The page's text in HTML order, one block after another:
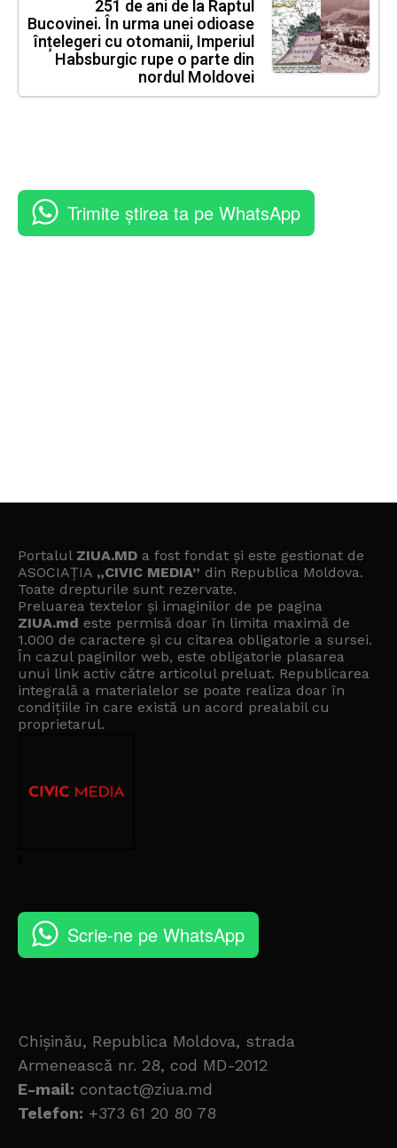
251 de ani de la Raptul
Bucovinei. În urma unei odioase
înțelegeri cu otomanii, Imperiul
Habsburgic rupe o parte din
nordul Moldovei
Trimite știrea ta pe WhatsApp
Portalul ZIUA.MD a fost fondat și este gestionat de
ASOCIAȚIA „CIVIC MEDIA” din Republica Moldova.
Toate drepturile sunt rezervate.
Preluarea textelor și imaginilor de pe pagina
ZIUA.md este permisă doar în limita maximă de
1.000 de caractere și cu citarea obligatorie a sursei.
În cazul paginilor web, este obligatorie plasarea
unui link activ către articolul preluat. Republicarea
integrală a materialelor se poate realiza doar în
condițiile în care există un acord prealabil cu
proprietarul.
Scrie-ne pe WhatsApp
Chișinău, Republica Moldova, strada
Armenească nr. 28, cod MD-2012
E-mail: contact@ziua.md
Telefon: +373 61 20 80 78